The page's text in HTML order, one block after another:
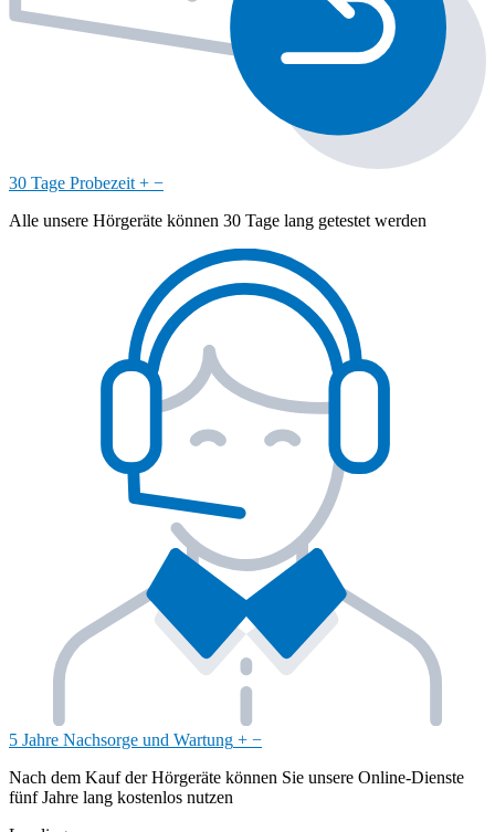
30 Tage Probezeit + −
Alle unsere Hörgeräte können 30 Tage lang getestet werden
5 Jahre Nachsorge und Wartung + −
Nach dem Kauf der Hörgeräte können Sie unsere Online-Dienste
fünf Jahre lang kostenlos nutzen